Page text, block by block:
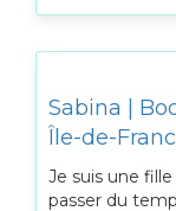
Sabina |
Île-de-
Je suis une
passer du